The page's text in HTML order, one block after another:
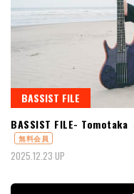
BASSIST FILE
BASSIST FILE-
無料会員
2025.12.23 UP